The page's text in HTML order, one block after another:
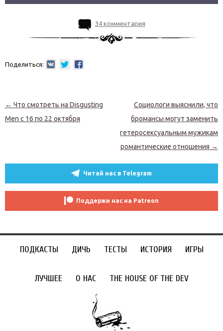
34 комментария
Поделиться:
Навигация по записям
← Что смотреть на Disgusting
Men с 16 по 22 октября
Социологи выяснили, что
бромансы могут заменить
гетеросексуальным мужикам
романтические отношения →
Читай нас в Telegram
Поддержи нас на Patreon
ПОДКАСТЫ ДИЧЬ ТЕСТЫ ИСТОРИЯ ИГРЫ
ЛУЧШЕЕ О НАС THE HOUSE OF THE DEV